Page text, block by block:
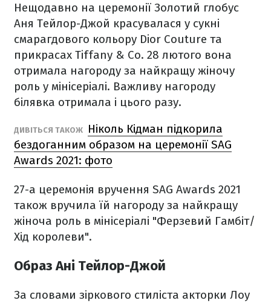
Нещодавно на церемонії Золотий глобус
Аня Тейлор-Джой красувалася у сукні
смарагдового кольору Dior Couture та
прикрасах Tiffany & Co. 28 лютого вона
отримала нагороду за найкращу жіночу
роль у мінісеріалі. Важливу нагороду
білявка отримала і цього разу.
ДИВІТЬСЯ ТАКОЖ
Ніколь Кідман підкорила
бездоганним образом на церемонії SAG
Awards 2021: фото
27-а церемонія вручення SAG Awards 2021
також вручила їй нагороду за найкращу
жіноча роль в мінісеріалі "Ферзевий Гамбіт/
Хід королеви".
Образ Ані Тейлор-Джой
За словами зіркового стиліста акторки Лоу